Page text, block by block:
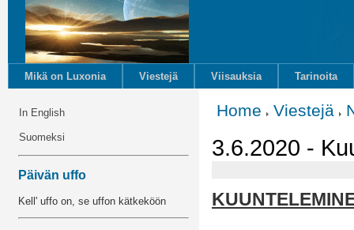
Mikä on Luxonia Viestejä Viisauksia Tarinoita
In English
Suomeksi
Päivän uffo
Kell' uffo on, se uffon kätkeköön
Home Viestejä
3.6.2020 -